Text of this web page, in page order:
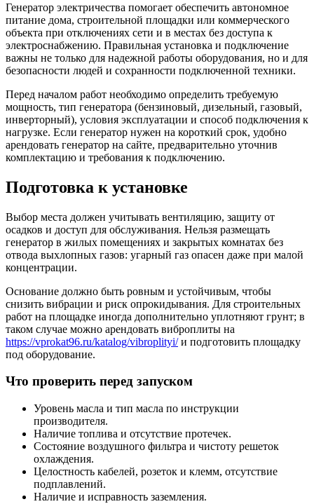
Генератор электричества помогает обеспечить автономное
питание дома, строительной площадки или коммерческого
объекта при отключениях сети и в местах без доступа к
электроснабжению. Правильная установка и подключение
важны не только для надежной работы оборудования, но и для
безопасности людей и сохранности подключенной техники.
Перед началом работ необходимо определить требуемую
мощность, тип генератора (бензиновый, дизельный, газовый,
инверторный), условия эксплуатации и способ подключения к
нагрузке. Если генератор нужен на короткий срок, удобно
арендовать генератор на сайте, предварительно уточнив
комплектацию и требования к подключению.
Подготовка к установке
Выбор места должен учитывать вентиляцию, защиту от
осадков и доступ для обслуживания. Нельзя размещать
генератор в жилых помещениях и закрытых комнатах без
отвода выхлопных газов: угарный газ опасен даже при малой
концентрации.
Основание должно быть ровным и устойчивым, чтобы
снизить вибрации и риск опрокидывания. Для строительных
работ на площадке иногда дополнительно уплотняют грунт; в
таком случае можно арендовать виброплиты на
https://vprokat96.ru/katalog/vibroplityi/и подготовить площадку
под оборудование.
Что проверить перед запуском
Уровень масла и тип масла по инструкции
производителя.
Наличие топлива и отсутствие протечек.
Состояние воздушного фильтра и чистоту решеток
охлаждения.
Целостность кабелей, розеток и клемм, отсутствие
подплавлений.
Наличие и исправность заземления.